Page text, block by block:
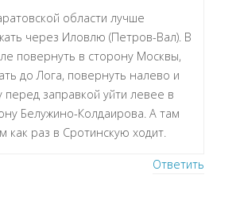
области лучше
через Иловлю (Петров-Вал). В
повернуть в сторону Москвы,
до Лога, повернуть налево и
перед заправкой уйти левее в
Белужино-Колдаирова. А там
как раз в Сротинскую ходит.
Ответить